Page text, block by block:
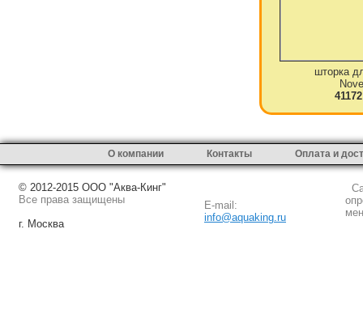
шторка
О компании Контакты Оплата и
© 2012-2015 ООО "Аква-Кинг"
Все права защищены
г. Москва
E-mail:
info@aquaking.ru